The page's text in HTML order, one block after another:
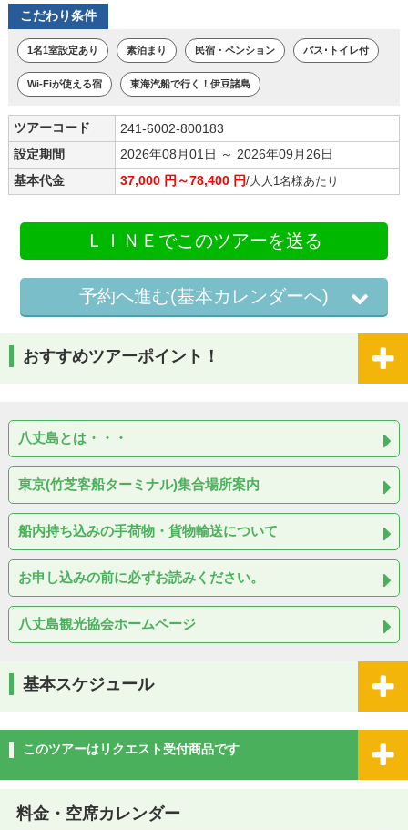
こだわり条件
1名1室設定あり 素泊まり 民宿・ペンション バス･トイレ付
Wi-Fiが使える宿 東海汽船で行く！伊豆諸島
ツアーコード
241-6002-800183
設定期間
2026年08月01日 ～ 2026年09月26日
基本代金
37,000 円～78,400 円/大人1名様あたり
ＬＩＮＥでこのツアーを送る
予約へ進む(基本カレンダーへ)
おすすめツアーポイント！
八丈島とは・・・
東京(竹芝客船ターミナル)集合場所案内
船内持ち込みの手荷物・貨物輸送について
お申し込みの前に必ずお読みください。
八丈島観光協会ホームページ
基本スケジュール
このツアーはリクエスト受付商品です
料金・空席カレンダー